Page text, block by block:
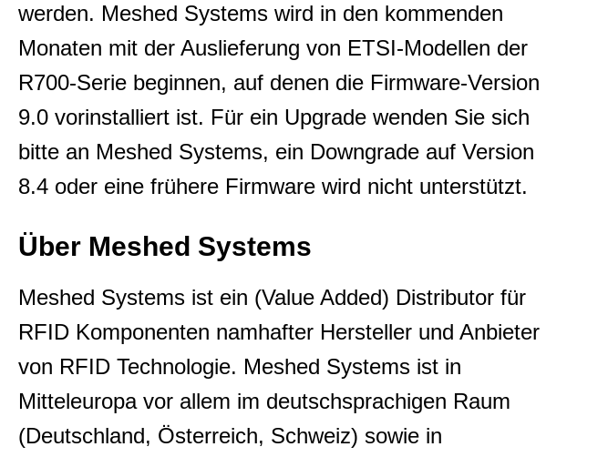
Impressum
Disclaimer
Privacy
Allgemeine Geschäftsbedingungen
Datenschutzerklärung
Sitemap
werden. Meshed Systems wird in den kommenden
Monaten mit der Auslieferung von ETSI-Modellen der
R700-Serie beginnen, auf denen die Firmware-Version
9.0 vorinstalliert ist. Für ein Upgrade wenden Sie sich
bitte an Meshed Systems, ein Downgrade auf Version
8.4 oder eine frühere Firmware wird nicht unterstützt.
Über Meshed Systems
Meshed Systems ist ein (Value Added) Distributor für
RFID Komponenten namhafter Hersteller und Anbieter
von RFID Technologie. Meshed Systems ist in
Mitteleuropa vor allem im deutschsprachigen Raum
(Deutschland, Österreich, Schweiz) sowie in